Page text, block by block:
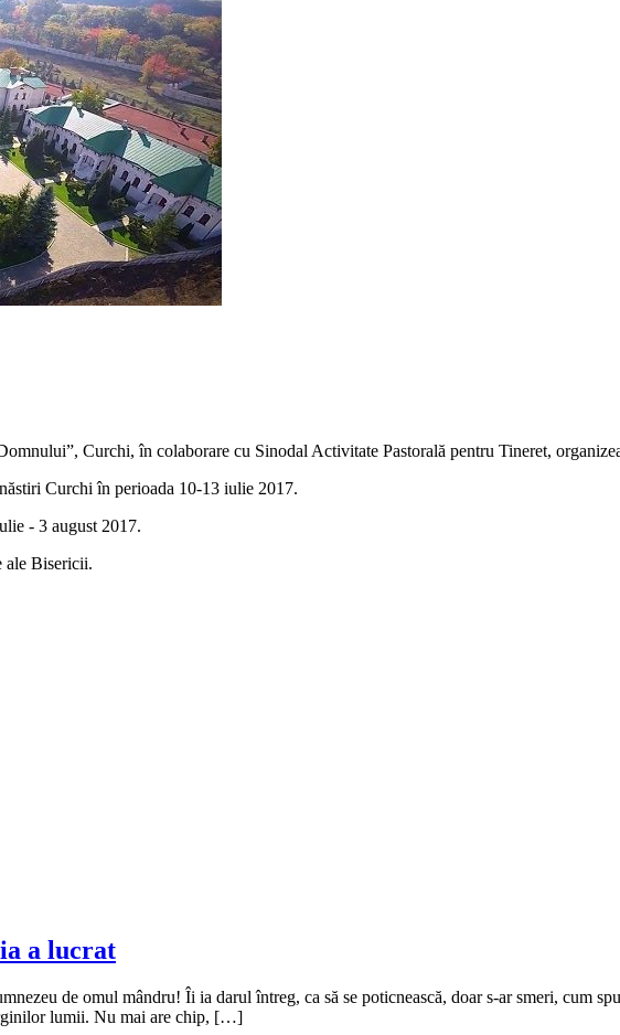
Curchi, în colaborare cu Sinodal Activitate Pastorală pentru Tineret,
Curchi în perioada 10-13 iulie 2017.
- 3 august 2017.
ale Bisericii.
a lucrat
de omul mândru! Îi ia darul întreg, ca să se poticnească, doar s-ar smeri, cum
lumii. Nu mai are chip, […]